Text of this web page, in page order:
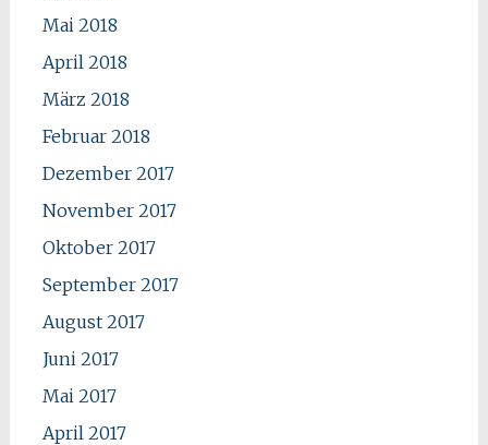
Mai 2018
April 2018
März 2018
Februar 2018
Dezember 2017
November 2017
Oktober 2017
September 2017
August 2017
Juni 2017
Mai 2017
April 2017